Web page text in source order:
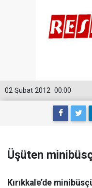
00:00
02 Şubat 2012
Üşüten
Kırıkkale’de